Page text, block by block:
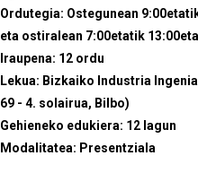
Ordutegia: Ostegunean
eta ostiralean 7:00etatik
Iraupena: 12 ordu
Lekua: Bizkaiko Industria
69 - 4. solairua, Bilbo)
Gehieneko edukiera: 12 lagun
Modalitatea: Presentziala